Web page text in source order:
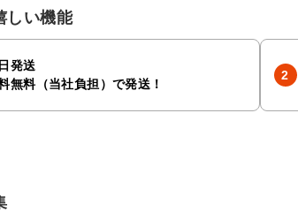
しい機能
発送
無料（当社負担）で発送！